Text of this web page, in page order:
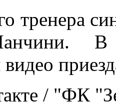
тренера
В
видео
/ "ФК